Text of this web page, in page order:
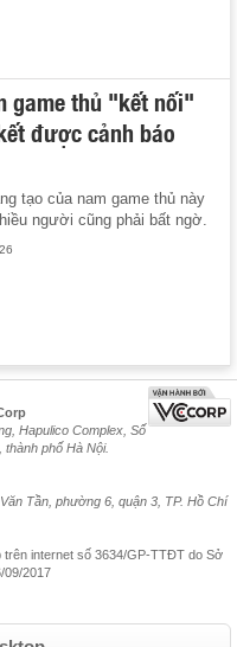
game thủ "kết nối"
được cảnh báo
tạo của nam game thủ này
người cũng phải bất ngờ.
Hapulico Complex, Số
phố Hà Nội.
Tần, phường 6, quận 3, TP. Hồ Chí
trên internet số 3634/GP-TTĐT do Sở
09/2017